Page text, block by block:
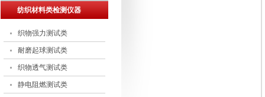
热烈欢迎ISO9000质量管理体系认证专家组莅临指导
助力企业品牌建设—际高仪器新展示厅正式投入使用
温州际高2015精英拓展训练成功举行
纺织材料类检测仪器
织物强力测试类
耐磨起球测试类
织物透气测试类
静电阻燃测试类